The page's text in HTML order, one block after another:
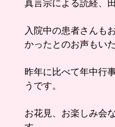
真言宗による読経、
入院中の患者さんも
かったとのお声もい
昨年に比べて年中行
うです。
お花見、お楽しみ会